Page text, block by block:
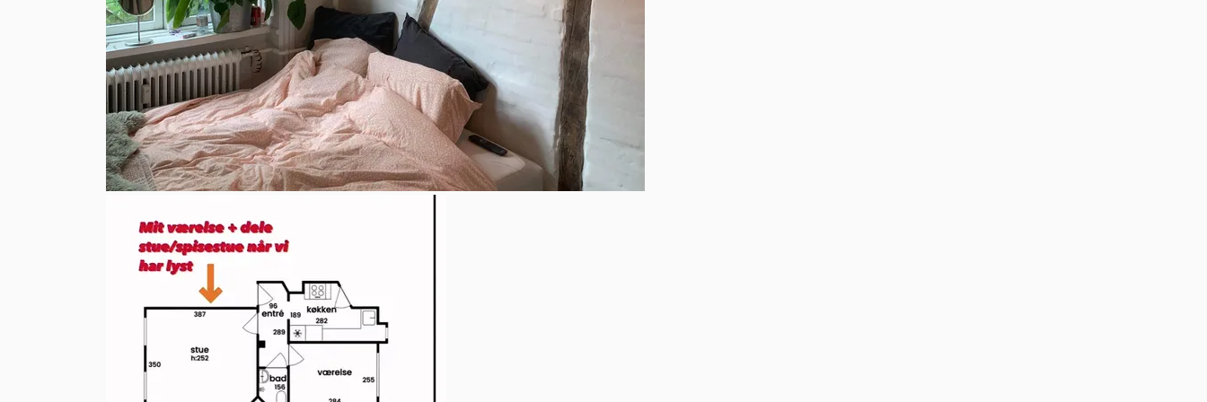
Please note: Pets are unfortunately not allowed.
## The room
The room is 7.3 m2, has a built-in wardrobe, and overlooks the courtyard. One wall contains a utility
cabinet, but in practice it just functions as a normal wall - you can easily place a bookshelf or other
furniture in front of it.
The monthly rent is DKK 5,900.18, including water, heating and electricity. Internet is shared equally
between the three of us. When moving in, you'll pay a security deposit equivalent to two months' rent,
one month's prepaid rent, and the first month's rent, making the total move-in cost DKK 21,998.72,
excluding internet.
## Interested?
Send me (Jeppe) a message on Messenger and tell me a little about yourself - who you are, what you
do, and why you think you'd be a good fit.
We'll be inviting people for in-person viewings and chats on an ongoing basis.
We look forward to hearing from you! 🥳